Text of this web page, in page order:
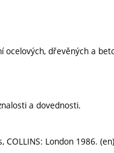
ocelových, dřevěných a
a dovednosti.
COLLINS: London 1986. (en)